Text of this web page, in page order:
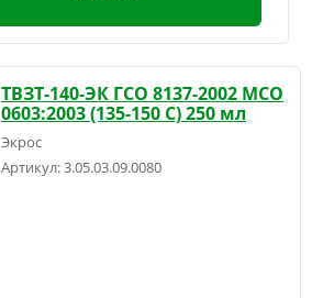
ТВЗТ-140-ЭК ГСО 8137-2002 МСО
0603:2003 (135-150 С) 250 мл
Экрос
Артикул:3.05.03.09.0080